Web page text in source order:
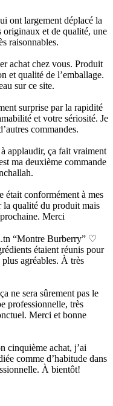
ont largement déplacé la
originaux et de qualité, une
raisonnables.
achat chez vous. Produit
et qualité de l’emballage.
sur ce site.
surprise par la rapidité
et votre sériosité. Je
commandes.
applaudir, ça fait vraiment
ma deuxième commande
était conformément à mes
la qualité du produit mais
Merci
“Montre Burberry” ♡
étaient réunis pour
agréables. À très
ne sera sûrement pas le
professionnelle, très
Merci et bonne
cinquième achat, j’ai
comme d’habitude dans
À bientôt!